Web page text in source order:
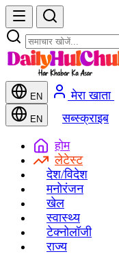
EN मेरा खाता
EN सब्स्क्राइब
होम
लेटेस्ट
देश/विदेश
मनोरंजन
खेल
स्वास्थ्य
टेक्नोलॉजी
राज्य